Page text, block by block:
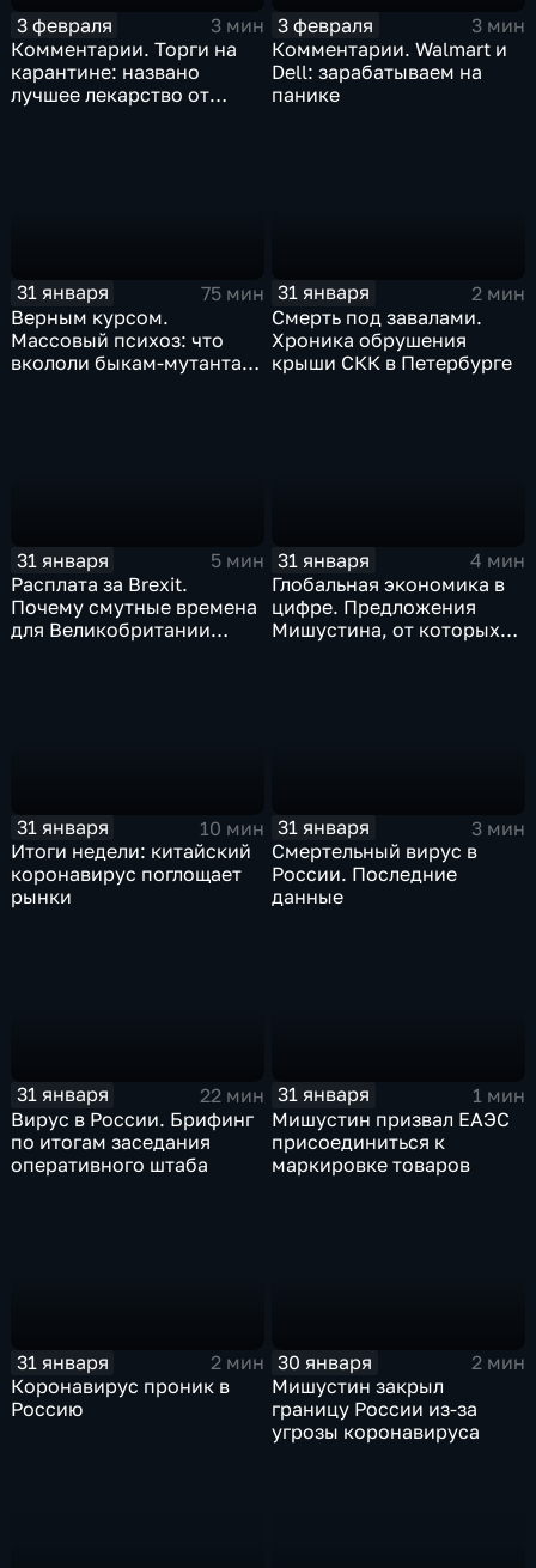
3 февраля
3 мин
Комментарии. Торги на
карантине: названо
лучшее лекарство от
3 февраля
3 мин
Комментарии. Walmart и
Dell: зарабатываем на
панике
31 января
75 мин
Верным курсом.
Массовый психоз: что
вкололи быкам-мутантам,
31 января
2 мин
Смерть под завалами.
Хроника обрушения
крыши СКК в Петербурге
31 января
5 мин
Расплата за Brexit.
Почему смутные времена
для Великобритании
31 января
4 мин
Глобальная экономика в
цифре. Предложения
Мишустина, от которых
31 января
10 мин
Итоги недели: китайский
коронавирус поглощает
рынки
31 января
3 мин
Смертельный вирус в
России. Последние
данные
31 января
22 мин
Вирус в России. Брифинг
по итогам заседания
оперативного штаба
31 января
1 мин
Мишустин призвал ЕАЭС
присоединиться к
маркировке товаров
31 января
2 мин
Коронавирус проник в
Россию
30 января
2 мин
Мишустин закрыл
границу России из-за
угрозы коронавируса